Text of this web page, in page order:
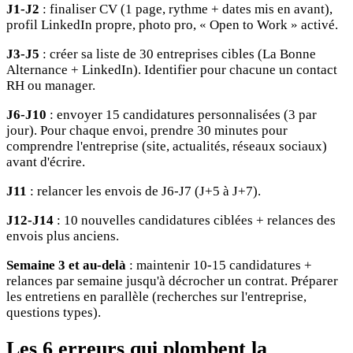
J1-J2 : finaliser CV (1 page, rythme + dates mis en avant),
profil LinkedIn propre, photo pro, « Open to Work » activé.
J3-J5 : créer sa liste de 30 entreprises cibles (La Bonne
Alternance + LinkedIn). Identifier pour chacune un contact
RH ou manager.
J6-J10 : envoyer 15 candidatures personnalisées (3 par
jour). Pour chaque envoi, prendre 30 minutes pour
comprendre l'entreprise (site, actualités, réseaux sociaux)
avant d'écrire.
J11 : relancer les envois de J6-J7 (J+5 à J+7).
J12-J14 : 10 nouvelles candidatures ciblées + relances des
envois plus anciens.
Semaine 3 et au-delà : maintenir 10-15 candidatures +
relances par semaine jusqu'à décrocher un contrat. Préparer
les entretiens en parallèle (recherches sur l'entreprise,
questions types).